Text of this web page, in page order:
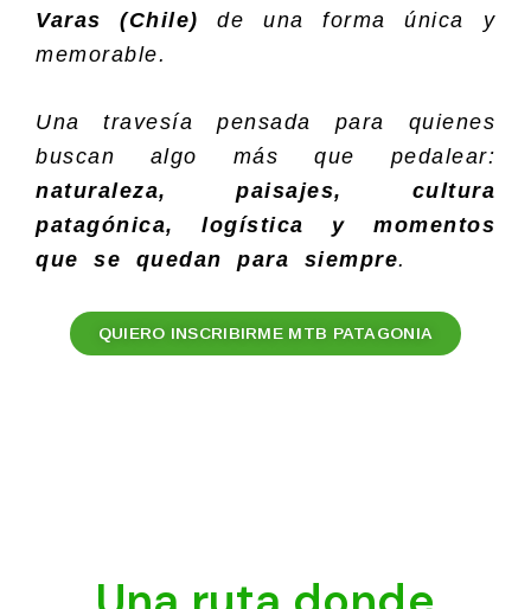
Varas (Chile) de una forma única y
memorable.
Una travesía pensada para quienes
buscan algo más que pedalear:
naturaleza, paisajes, cultura
patagónica, logística y momentos
que se quedan para siempre.
QUIERO INSCRIBIRME MTB PATAGONIA